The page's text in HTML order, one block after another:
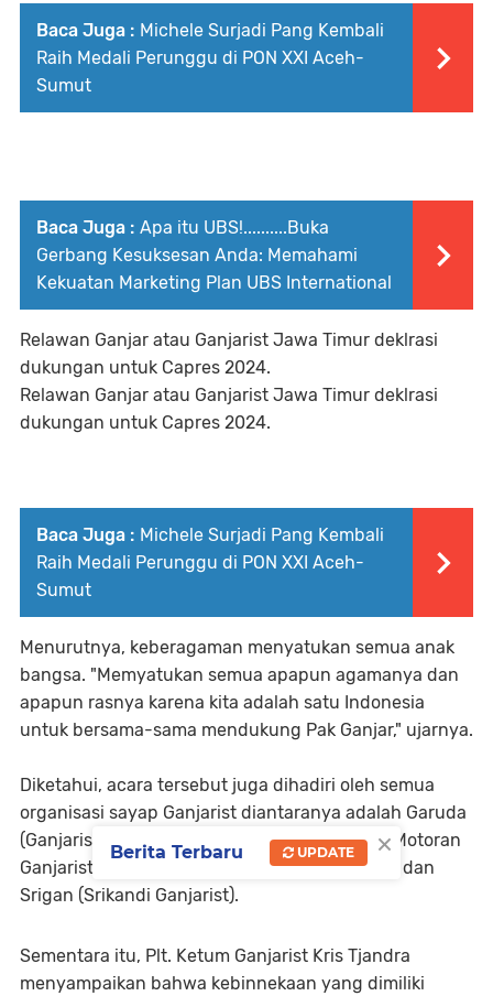
Baca Juga : Michele Surjadi Pang Kembali
Raih Medali Perunggu di PON XXI Aceh-
Sumut
Baca Juga : Apa itu UBS!..........Buka
Gerbang Kesuksesan Anda: Memahami
Kekuatan Marketing Plan UBS International
Relawan Ganjar atau Ganjarist Jawa Timur deklrasi
dukungan untuk Capres 2024.
Relawan Ganjar atau Ganjarist Jawa Timur deklrasi
dukungan untuk Capres 2024.
Baca Juga : Michele Surjadi Pang Kembali
Raih Medali Perunggu di PON XXI Aceh-
Sumut
Menurutnya, keberagaman menyatukan semua anak
bangsa. "Memyatukan semua apapun agamanya dan
apapun rasnya karena kita adalah satu Indonesia
untuk bersama-sama mendukung Pak Ganjar," ujarnya.
Diketahui, acara tersebut juga dihadiri oleh semua
organisasi sayap Ganjarist diantaranya adalah Garuda
(Ganjarist Muda Indonesia), Semoga (Senang Motoran
Ganjarist), GosGan (Goes Sepedaan Ganjarist), dan
Srigan (Srikandi Ganjarist).
Sementara itu, Plt. Ketum Ganjarist Kris Tjandra
menyampaikan bahwa kebinnekaan yang dimiliki
×
Berita Terbaru UPDATE